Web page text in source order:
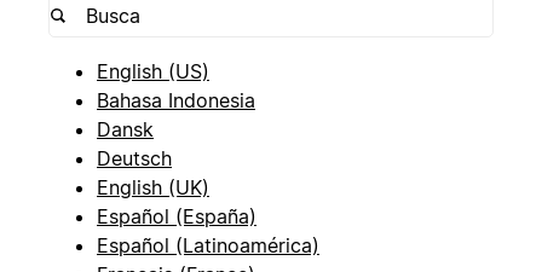
English (US)
Bahasa Indonesia
Dansk
Deutsch
English (UK)
Español (España)
Español (Latinoamérica)